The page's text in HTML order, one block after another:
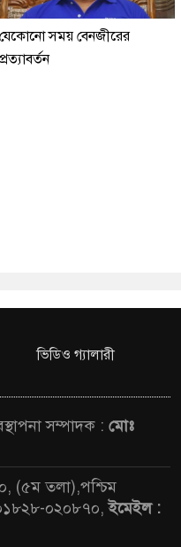
যেকোনো সময় বেনজীরের
প্রত্যাবর্তন
ভিডিও গ্যালারী
সম্পাদক : মোঃ
(৫ম তলা),পশ্চিম
০২০৮৭০,ইমেইল :